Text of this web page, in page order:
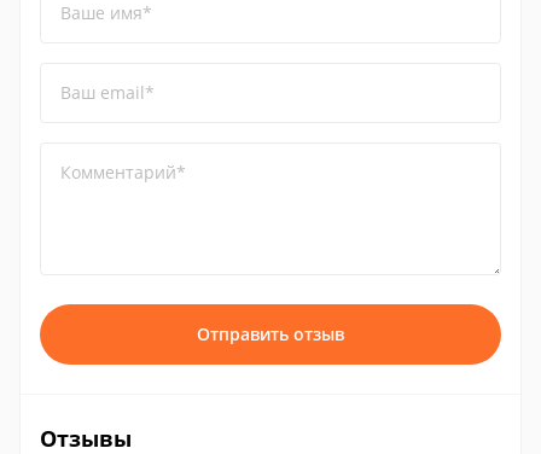
Ваше имя*
Ваш email*
Комментарий*
Отправить отзыв
Отзывы